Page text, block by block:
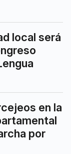
local será
en la
por